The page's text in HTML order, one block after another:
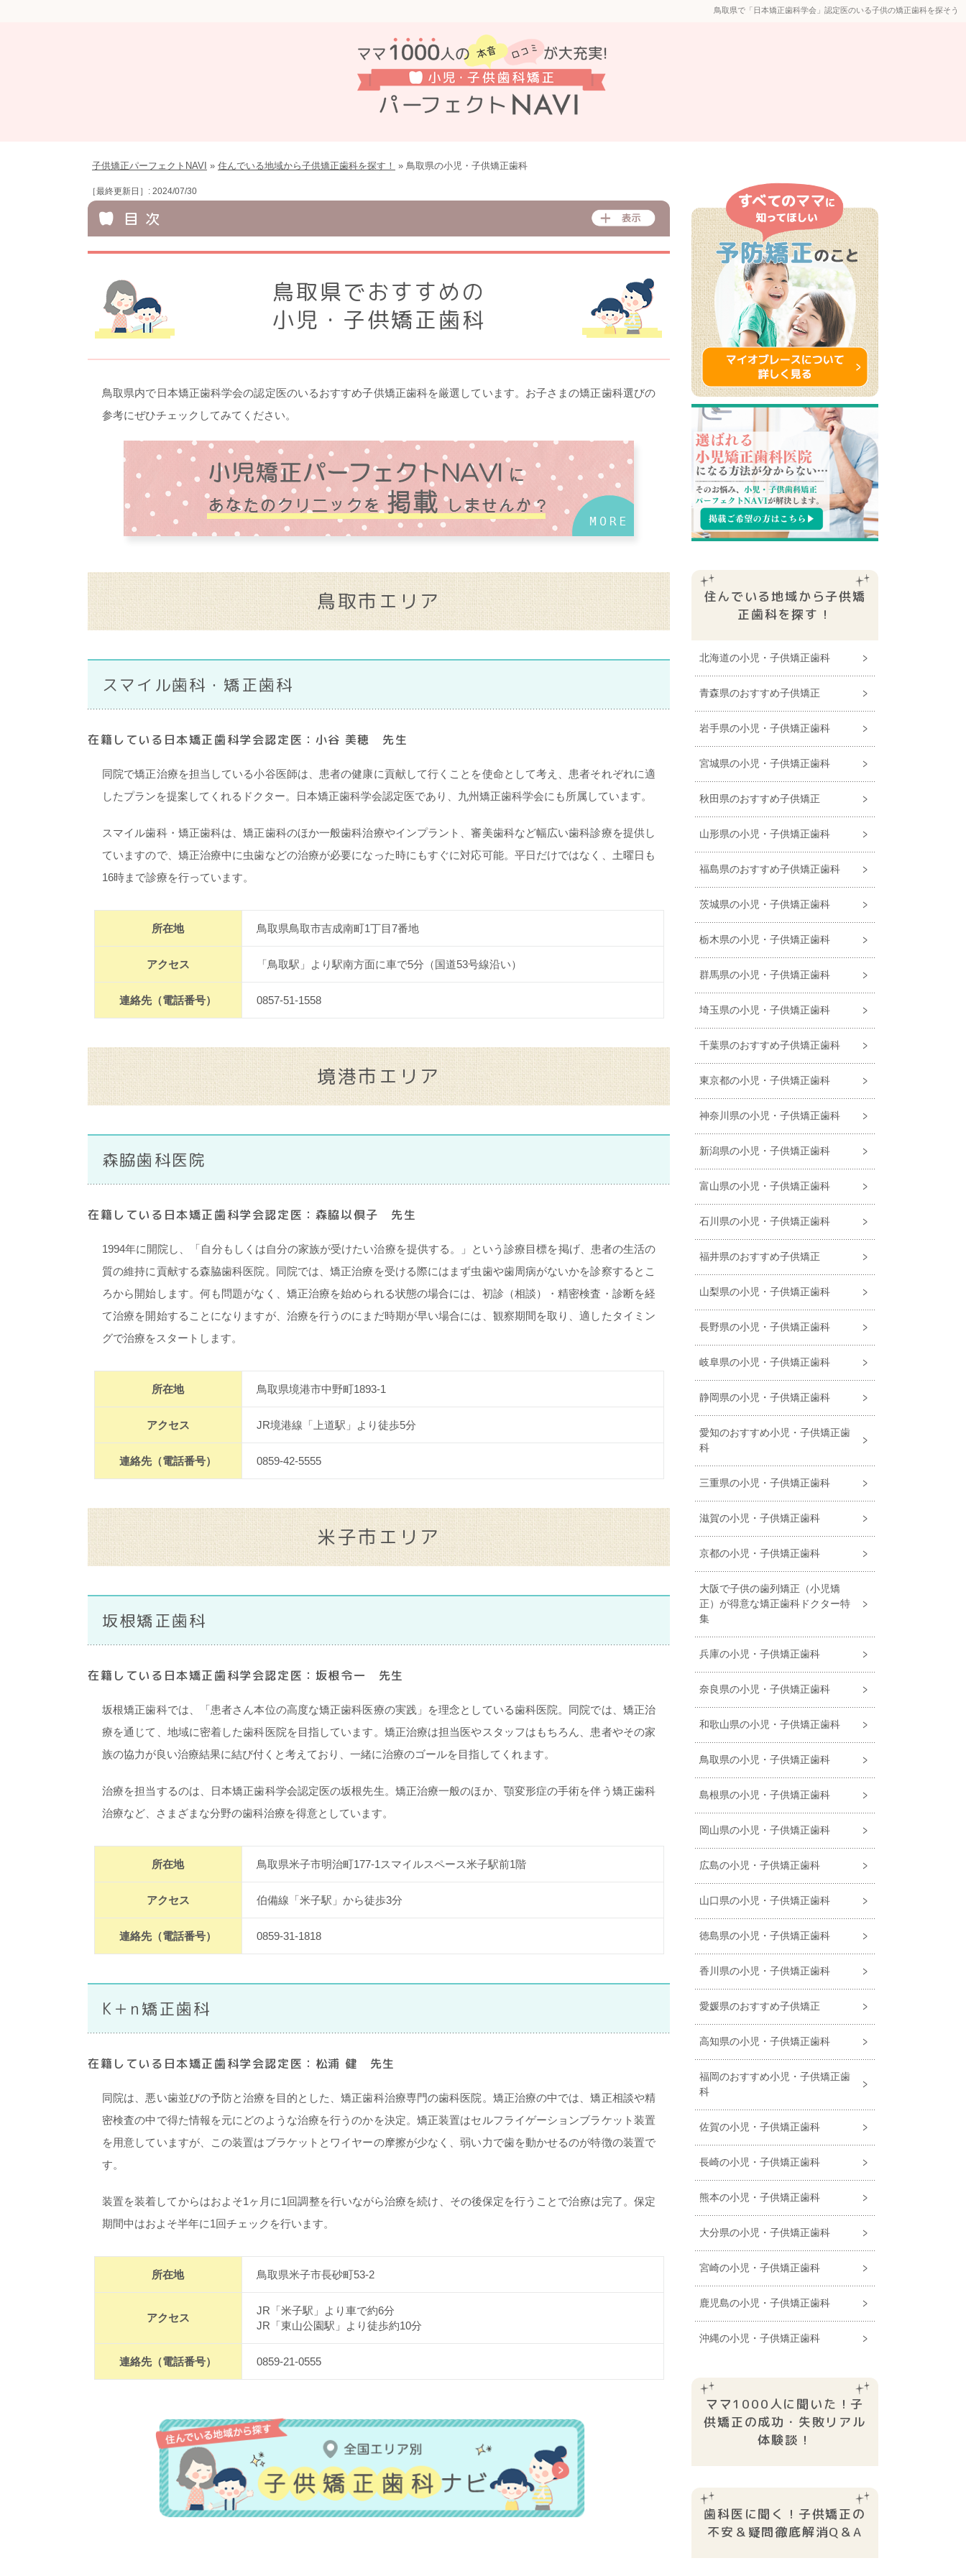
鳥取県で「日本矯正歯科学会」認定医のいる子供の矯正歯科を探そう
子供矯正パーフェクトNAVI » 住んでいる地域から子供矯正⻭科を探す！ » 鳥取県の小児・子供矯正歯科
［最終更新日］: 2024/07/30
目 次
鳥取県でおすすめの
小児・子供矯正歯科
鳥取県内で日本矯正歯科学会の認定医のいるおすすめ子供矯正歯科を厳選しています。お子さまの矯正歯科選びの
参考にぜひチェックしてみてください。
鳥取市エリア
スマイル歯科・矯正歯科
在籍している日本矯正歯科学会認定医：小谷 美穂 先生
同院で矯正治療を担当している小谷医師は、患者の健康に貢献して行くことを使命として考え、患者それぞれに適
したプランを提案してくれるドクター。日本矯正歯科学会認定医であり、九州矯正歯科学会にも所属しています。
スマイル歯科・矯正歯科は、矯正歯科のほか一般歯科治療やインプラント、審美歯科など幅広い歯科診療を提供し
ていますので、矯正治療中に虫歯などの治療が必要になった時にもすぐに対応可能。平日だけではなく、土曜日も
16時まで診療を行っています。
所在地 鳥取県鳥取市吉成南町1丁目7番地
アクセス 「鳥取駅」より駅南方面に車で5分（国道53号線沿い）
連絡先（電話番号） 0857-51-1558
境港市エリア
森脇歯科医院
在籍している日本矯正歯科学会認定医：森脇以倶子 先生
1994年に開院し、「自分もしくは自分の家族が受けたい治療を提供する。」という診療目標を掲げ、患者の生活の
質の維持に貢献する森脇歯科医院。同院では、矯正治療を受ける際にはまず虫歯や歯周病がないかを診察するとこ
ろから開始します。何も問題がなく、矯正治療を始められる状態の場合には、初診（相談）・精密検査・診断を経
て治療を開始することになりますが、治療を行うのにまだ時期が早い場合には、観察期間を取り、適したタイミン
グで治療をスタートします。
所在地 鳥取県境港市中野町1893-1
アクセス JR境港線「上道駅」より徒歩5分
連絡先（電話番号） 0859-42-5555
米子市エリア
坂根矯正歯科
在籍している日本矯正歯科学会認定医：坂根令一 先生
坂根矯正歯科では、「患者さん本位の高度な矯正歯科医療の実践」を理念としている歯科医院。同院では、矯正治
療を通じて、地域に密着した歯科医院を目指しています。矯正治療は担当医やスタッフはもちろん、患者やその家
族の協力が良い治療結果に結び付くと考えており、一緒に治療のゴールを目指してくれます。
治療を担当するのは、日本矯正歯科学会認定医の坂根先生。矯正治療一般のほか、顎変形症の手術を伴う矯正歯科
治療など、さまざまな分野の歯科治療を得意としています。
所在地 鳥取県米子市明治町177-1スマイルスペース米子駅前1階
アクセス 伯備線「米子駅」から徒歩3分
連絡先（電話番号） 0859-31-1818
K＋n矯正歯科
在籍している日本矯正歯科学会認定医：松浦 健 先生
同院は、悪い歯並びの予防と治療を目的とした、矯正歯科治療専門の歯科医院。矯正治療の中では、矯正相談や精
密検査の中で得た情報を元にどのような治療を行うのかを決定。矯正装置はセルフライゲーションブラケット装置
を用意していますが、この装置はブラケットとワイヤーの摩擦が少なく、弱い力で歯を動かせるのが特徴の装置で
す。
装置を装着してからはおよそ1ヶ月に1回調整を行いながら治療を続け、その後保定を行うことで治療は完了。保定
期間中はおよそ半年に1回チェックを行います。
所在地 鳥取県米子市長砂町53-2
アクセス
JR「米子駅」より車で約6分
JR「東山公園駅」より徒歩約10分
連絡先（電話番号） 0859-21-0555
住んでいる地域から子供矯
正⻭科を探す！
北海道の小児・子供矯正歯科
青森県のおすすめ子供矯正
岩手県の小児・子供矯正歯科
宮城県の小児・子供矯正歯科
秋田県のおすすめ子供矯正
山形県の小児・子供矯正歯科
福島県のおすすめ⼦供矯正⻭科
茨城県の小児・子供矯正歯科
栃木県の小児・子供矯正歯科
群馬県の小児・子供矯正歯科
埼玉県の小児・子供矯正歯科
千葉県のおすすめ子供矯正歯科
東京都の小児・子供矯正歯科
神奈川県の小児・子供矯正歯科
新潟県の小児・子供矯正歯科
富山県の小児・子供矯正歯科
石川県の小児・子供矯正歯科
福井県のおすすめ子供矯正
山梨県の小児・子供矯正歯科
長野県の小児・子供矯正歯科
岐阜県の小児・子供矯正歯科
静岡県の小児・子供矯正歯科
愛知のおすすめ小児・⼦供矯正⻭
科
三重県の小児・子供矯正歯科
滋賀の小児・子供矯正歯科
京都の小児・子供矯正歯科
大阪で子供の歯列矯正（小児矯
正）が得意な矯正歯科ドクター特
集
兵庫の小児・子供矯正歯科
奈良県の小児・子供矯正歯科
和歌山県の小児・子供矯正歯科
鳥取県の小児・子供矯正歯科
島根県の小児・子供矯正歯科
岡山県の小児・子供矯正歯科
広島の小児・子供矯正歯科
山口県の小児・子供矯正歯科
徳島県の小児・子供矯正歯科
香川県の小児・子供矯正歯科
愛媛県のおすすめ子供矯正
高知県の小児・子供矯正歯科
福岡のおすすめ小児・⼦供矯正⻭
科
佐賀の小児・子供矯正歯科
長崎の小児・子供矯正歯科
熊本の小児・子供矯正歯科
大分県の小児・子供矯正歯科
宮崎の小児・子供矯正歯科
鹿児島の小児・子供矯正歯科
沖縄の小児・子供矯正歯科
ママ1000人に聞いた！子
供矯正の成功・失敗リアル
体験談！
歯科医に聞く！子供矯正の
不安＆疑問徹底解消Q＆A